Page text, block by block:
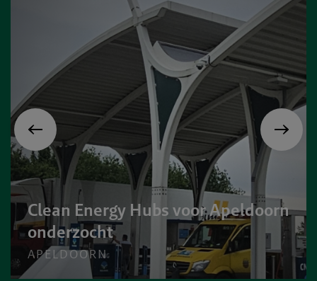
Clean Energy Hubs voor Apeldoorn
onderzocht
APELDOORN